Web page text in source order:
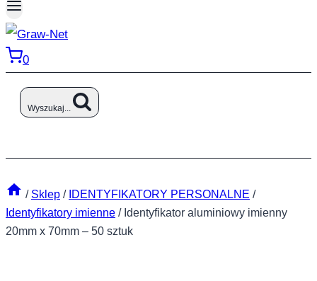
0
Wyszukaj...
/ Sklep / IDENTYFIKATORY PERSONALNE /
Identyfikatory imienne / Identyfikator aluminiowy imienny
20mm x 70mm – 50 sztuk